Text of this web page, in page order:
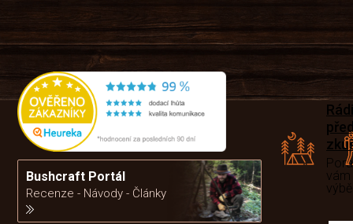
Bushcraft Portál
Recenze - Návody - Články
Rádi
vám